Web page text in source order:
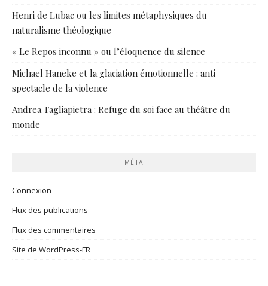
Henri de Lubac ou les limites métaphysiques du
naturalisme théologique
« Le Repos inconnu » ou l’éloquence du silence
Michael Haneke et la glaciation émotionnelle : anti-
spectacle de la violence
Andrea Tagliapietra : Refuge du soi face au théâtre du
monde
MÉTA
Connexion
Flux des publications
Flux des commentaires
Site de WordPress-FR